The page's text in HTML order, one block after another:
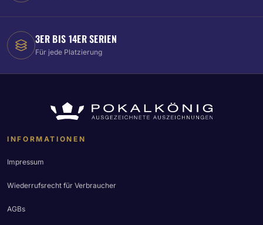
3ER BIS 14ER SERIEN
Für jede Platzierung
INFORMATIONEN
Impressum
Wiederrufsrecht für Verbraucher
AGBs